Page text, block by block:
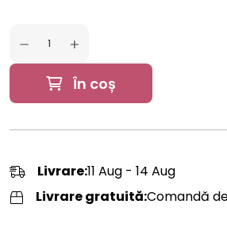
În coș
Livrare:11 Aug - 14 Aug
Livrare gratuită:Comandă